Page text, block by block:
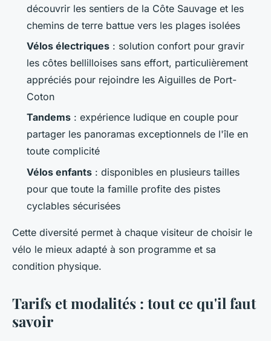
découvrir les sentiers de la Côte Sauvage et les
chemins de terre battue vers les plages isolées
Vélos électriques : solution confort pour gravir
les côtes bellilloises sans effort, particulièrement
appréciés pour rejoindre les Aiguilles de Port-
Coton
Tandems : expérience ludique en couple pour
partager les panoramas exceptionnels de l'île en
toute complicité
Vélos enfants : disponibles en plusieurs tailles
pour que toute la famille profite des pistes
cyclables sécurisées
Cette diversité permet à chaque visiteur de choisir le
vélo le mieux adapté à son programme et sa
condition physique.
Tarifs et modalités : tout ce qu'il faut
savoir